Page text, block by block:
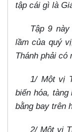
tập cái gì là
Tập 9
lầm của quý
Thánh phải có
1/ Một vị
biến hóa, tàng
bằng bay trên
2/ Một vị